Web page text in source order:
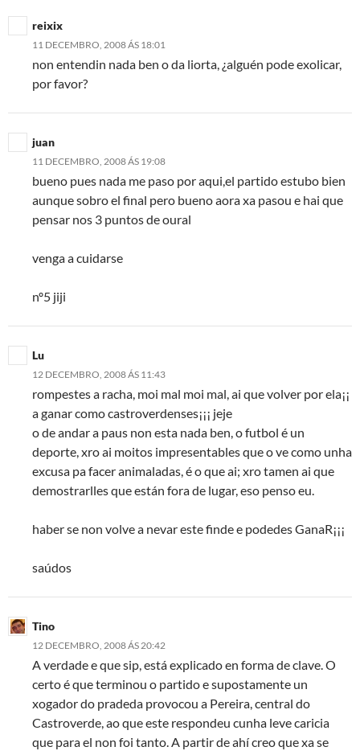
reixix
11 DECEMBRO, 2008 ÁS 18:01
non entendin nada ben o da liorta, ¿alguén pode exolicar,
por favor?
juan
11 DECEMBRO, 2008 ÁS 19:08
bueno pues nada me paso por aqui,el partido estubo bien
aunque sobro el final pero bueno aora xa pasou e hai que
pensar nos 3 puntos de oural
venga a cuidarse
nº5 jiji
Lu
12 DECEMBRO, 2008 ÁS 11:43
rompestes a racha, moi mal moi mal, ai que volver por ela¡¡
a ganar como castroverdenses¡¡¡ jeje
o de andar a paus non esta nada ben, o futbol é un
deporte, xro ai moitos impresentables que o ve como unha
excusa pa facer animaladas, é o que ai; xro tamen ai que
demostrarlles que están fora de lugar, eso penso eu.
haber se non volve a nevar este finde e podedes GanaR¡¡¡
saúdos
Tino
12 DECEMBRO, 2008 ÁS 20:42
A verdade e que sip, está explicado en forma de clave. O
certo é que terminou o partido e supostamente un
xogador do pradeda provocou a Pereira, central do
Castroverde, ao que este respondeu cunha leve caricia
que para el non foi tanto. A partir de ahí creo que xa se